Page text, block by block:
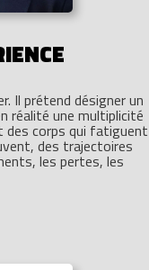
Il prétend désigner un
réalité une multiplicité
des corps qui fatiguent
des trajectoires
les pertes, les